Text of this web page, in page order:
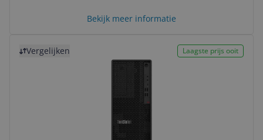
Bekijk meer informatie
Vergelijken Laagste prijs ooit